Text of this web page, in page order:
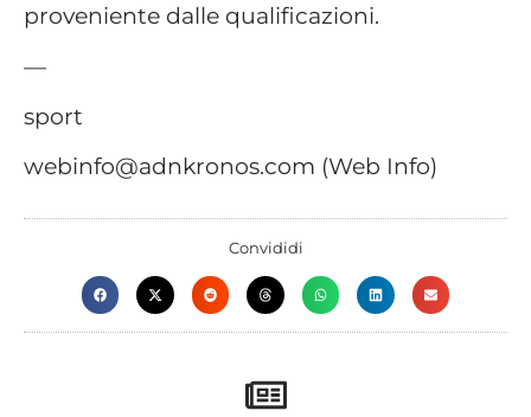
proveniente dalle qualificazioni.
—
sport
webinfo@adnkronos.com (Web Info)
Convididi